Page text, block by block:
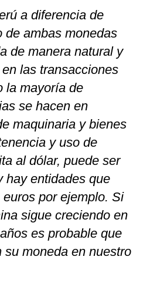
a diferencia de
de ambas monedas
de manera natural y
las transacciones
la mayoría de
se hacen en
maquinaria y bienes
y uso de
al dólar, puede ser
hay entidades que
por ejemplo. Si
sigue creciendo en
es probable que
moneda en nuestro